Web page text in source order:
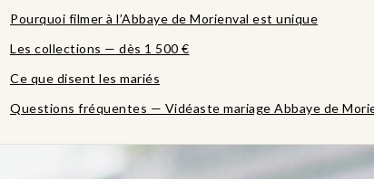
Pourquoi filmer à l’Abbaye de Morienval est unique
Les collections — dès 1 500 €
Ce que disent les mariés
Questions fréquentes — Vidéaste mariage Abbaye de